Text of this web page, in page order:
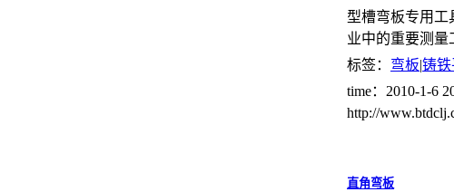
型槽弯板专用工
业中的重要测量
标签： 弯板|铸铁
time：2010-1-6
http://
直角弯板